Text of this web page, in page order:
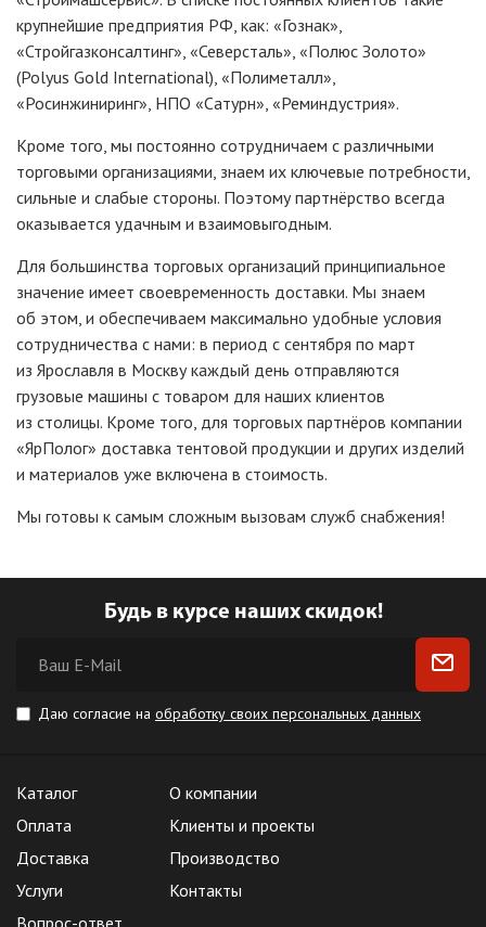
крупнейшие предприятия РФ, как: «Гознак»,
«Стройгазконсалтинг», «Северсталь», «Полюс Золото»
(Polyus Gold International), «Полиметалл»,
«Росинжиниринг», НПО «Сатурн», «Реминдустрия».
Кроме того, мы постоянно сотрудничаем с различными
торговыми организациями, знаем их ключевые потребности,
сильные и слабые стороны. Поэтому партнёрство всегда
оказывается удачным и взаимовыгодным.
Для большинства торговых организаций принципиальное
значение имеет своевременность доставки. Мы знаем
об этом, и обеспечиваем максимально удобные условия
сотрудничества с нами: в период с сентября по март
из Ярославля в Москву каждый день отправляются
грузовые машины с товаром для наших клиентов
из столицы. Кроме того, для торговых партнёров компании
«ЯрПолог» доставка тентовой продукции и других изделий
и материалов уже включена в стоимость.
Мы готовы к самым сложным вызовам служб снабжения!
Будь в курсе наших скидок!
Даю согласие на обработку своих персональных данных
Каталог
Оплата
Доставка
Услуги
О компании
Клиенты и проекты
Производство
Контакты